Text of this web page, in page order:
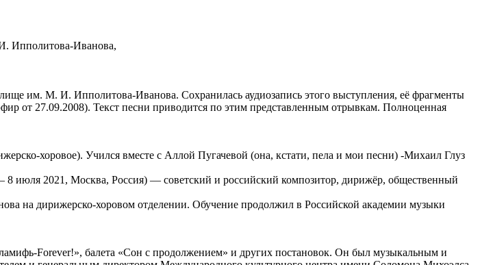
Ипполитова-Иванова,
им. М. И. Ипполитова-Иванова. Сохранилась аудиозапись этого выступления, её фрагменты
от 27.09.2008). Текст песни приводится по этим представленным отрывкам. Полноценная
хоровое). Учился вместе с Аллой Пугачевой (она, кстати, пела и мои песни) -Михаил Глуз
июля 2021, Москва, Россия) — советский и российский композитор, дирижёр, общественный
на дирижерско-хоровом отделении. Обучение продолжил в Российской академии музыки
Forever!», балета «Сон с продолжением» и других постановок. Он был музыкальным и